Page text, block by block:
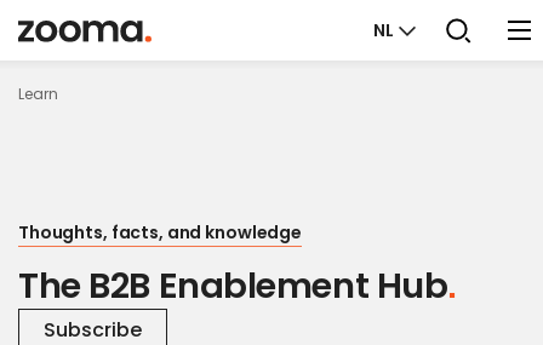
NL
Learn
Thoughts, facts, and knowledge
The B2B Enablement Hub
Subscribe